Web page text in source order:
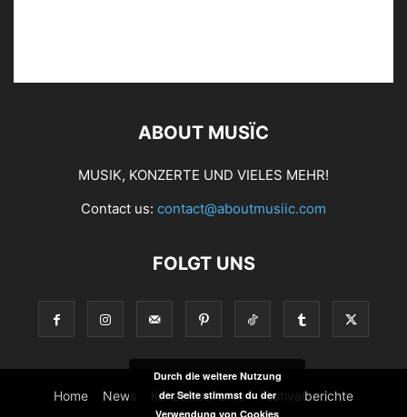
ABOUT MUSÏC
MUSIK, KONZERTE UND VIELES MEHR!
Contact us: contact@aboutmusiic.com
FOLGT UNS
Home News Konzertberichte Festivalberichte
Durch die weitere Nutzung
der Seite stimmst du der
Verwendung von Cookies